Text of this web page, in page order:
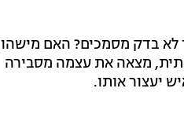
לא בדק מסמכים? האם מישהו
מצאה את עצמה מסבירה
יעצור אותו.